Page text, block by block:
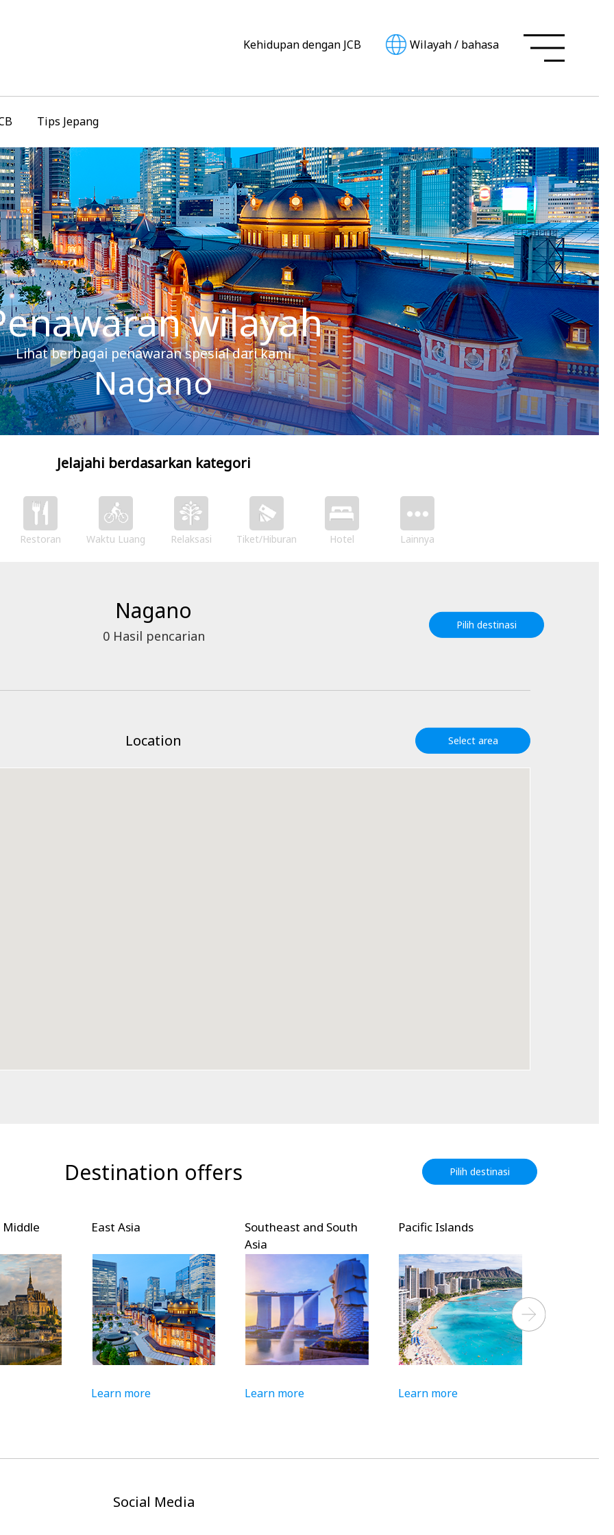
Kehidupan dengan JCB Wilayah/ bahasa
Tips Jepang
wilayah
Lihat berbagai penawaran spesial dari kami
Nagano
Jelajahi berdasarkan kategori
Restoran Waktu Luang Relaksasi Tiket/Hiburan Hotel Lainnya
Nagano
0Hasil pencarian
Pilih destinasi
Location Select area
Destination offers Pilih destinasi
Middle
East Asia
Learn more
Southeast and South
Asia
Learn more
Pacific Islands
Learn more
Next
Social Media